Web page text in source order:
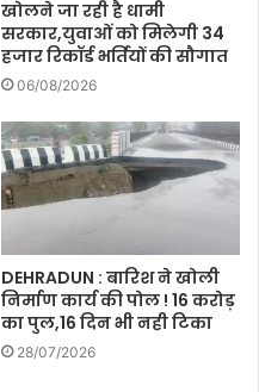
खोलने जा रही है धामी
सरकार,युवाओं को मिलेगी 34
हजार रिकॉर्ड भर्तियों की सौगात
06/08/2026
DEHRADUN : बारिश ने खोली
निर्माण कार्य की पोल ! 16 करोड़
का पुल,16 दिन भी नही टिका
28/07/2026